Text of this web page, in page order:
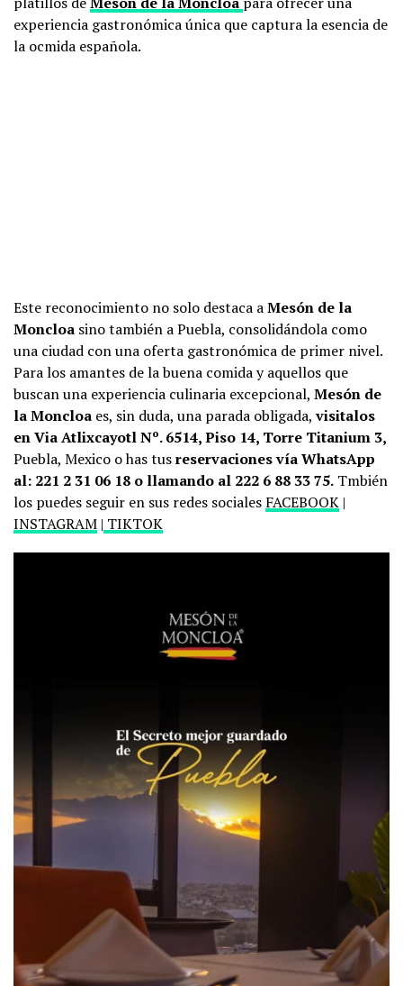
experiencia gastronómica única que captura la esencia de
la ocmida española.
Este reconocimiento no solo destaca aMesón de la
Moncloa sino también a Puebla, consolidándola como
una ciudad con una oferta gastronómica de primer nivel.
Para los amantes de la buena comida y aquellos que
buscan una experiencia culinaria excepcional, Mesón de
la Moncloa es, sin duda, una parada obligada,visitalos
en Via Atlixcayotl Nº. 6514, Piso 14, Torre Titanium 3,
Puebla, Mexico o has tusreservaciones vía WhatsApp
al: 221 2 31 06 18 o llamando al 222 6 88 33 75. Tmbién
los puedes seguir en sus redes sociales FACEBOOK |
INSTAGRAM | TIKTOK